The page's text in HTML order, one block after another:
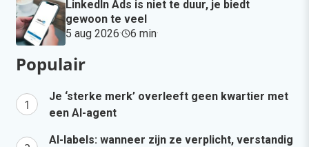
LinkedIn Ads is niet te duur, je biedt
gewoon te veel
5 aug 2026· 6 min·
Populair
Je ‘sterke merk’ overleeft geen kwartier met
een AI-agent
AI-labels: wanneer zijn ze verplicht, verstandig